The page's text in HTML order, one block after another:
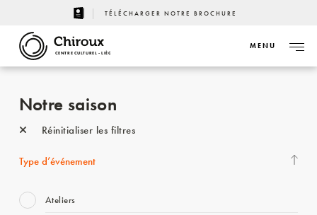
TÉLÉCHARGER NOTRE BROCHURE
CENTRE CULTUREL - LIÈGE
MENU
Notre saison
Réinitialiser les filtres
Type d’événement
Ateliers